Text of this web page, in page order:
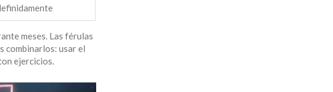
meses. Las férulas
combinarlos: usar el
ejercicios.